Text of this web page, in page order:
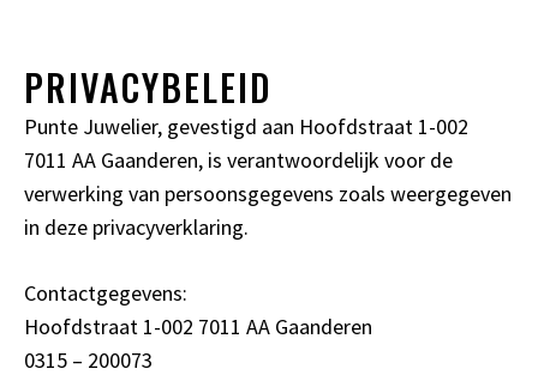
PRIVACYBELEID
Punte Juwelier, gevestigd aan Hoofdstraat 1-002
7011 AA Gaanderen, is verantwoordelijk voor de
verwerking van persoonsgegevens zoals weergegeven
in deze privacyverklaring.
Contactgegevens:
Hoofdstraat 1-002 7011 AA Gaanderen
0315 – 200073